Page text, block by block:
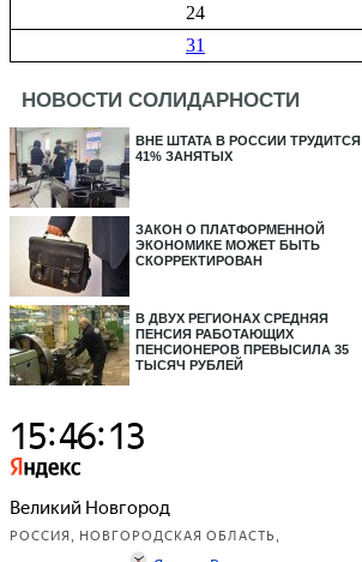
24
31
НОВОСТИ СОЛИДАРНОСТИ
ВНЕ ШТАТА В РОССИИ ТРУДИТСЯ
41% ЗАНЯТЫХ
ЗАКОН О ПЛАТФОРМЕННОЙ
ЭКОНОМИКЕ МОЖЕТ БЫТЬ
СКОРРЕКТИРОВАН
В ДВУХ РЕГИОНАХ СРЕДНЯЯ
ПЕНСИЯ РАБОТАЮЩИХ
ПЕНСИОНЕРОВ ПРЕВЫСИЛА 35
ТЫСЯЧ РУБЛЕЙ